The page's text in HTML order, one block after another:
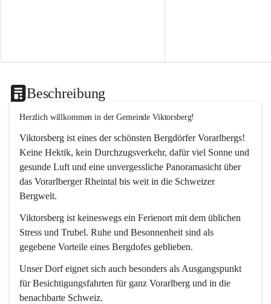
Beschreibung
Herzlich willkommen in der Gemeinde Viktorsberg!
Viktorsberg ist eines der schönsten Bergdörfer Vorarlbergs!
Keine Hektik, kein Durchzugsverkehr, dafür viel Sonne und
gesunde Luft und eine unvergessliche Panoramasicht über
das Vorarlberger Rheintal bis weit in die Schweizer
Bergwelt.
Viktorsberg ist keineswegs ein Ferienort mit dem üblichen
Stress und Trubel. Ruhe und Besonnenheit sind als
gegebene Vorteile eines Bergdofes geblieben.
Unser Dorf eignet sich auch besonders als Ausgangspunkt
für Besichtigungsfahrten für ganz Vorarlberg und in die
benachbarte Schweiz.